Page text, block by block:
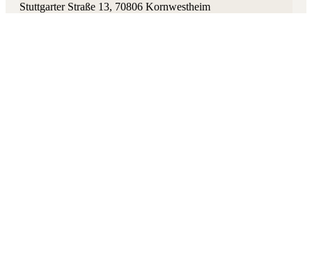
Stuttgarter Straße 13, 70806 Kornwestheim